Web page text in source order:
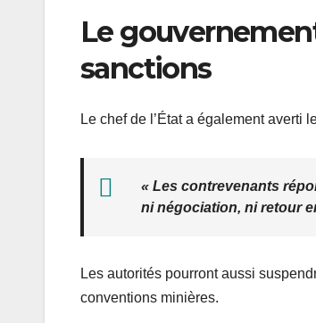
Le
sanctions
Le chef de l’État a également averti
« Les contrevenants
ni négociation, ni retour
Les autorités pourront aussi
conventions minières.